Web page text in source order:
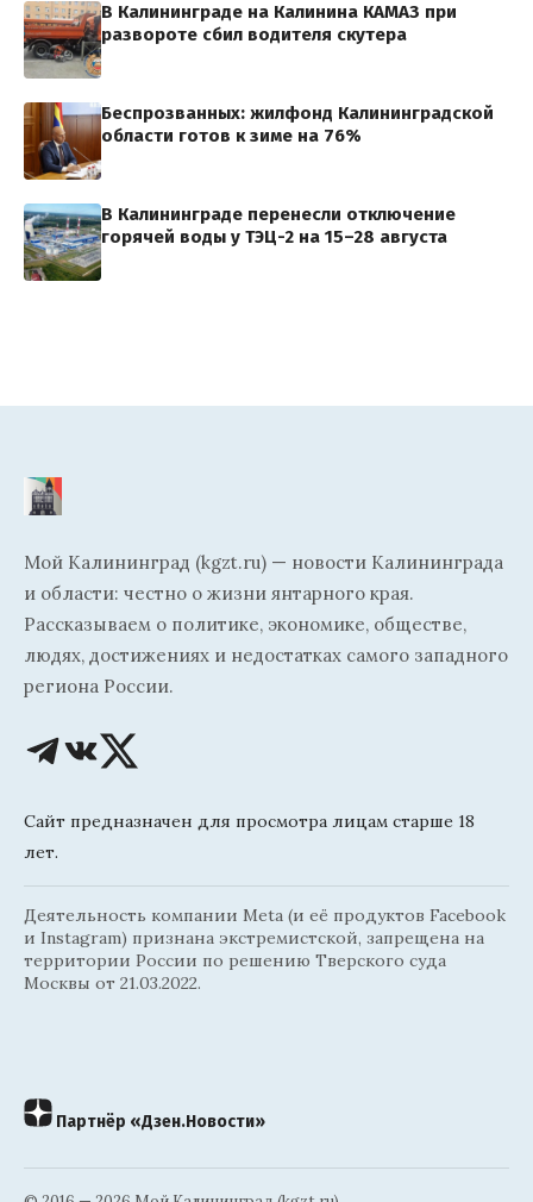
В Калининграде на Калинина КАМАЗ при
развороте сбил водителя скутера
Беспрозванных: жилфонд Калининградской
области готов к зиме на 76%
В Калининграде перенесли отключение
горячей воды у ТЭЦ-2 на 15–28 августа
Мой Калининград (kgzt.ru) — новости Калининграда
и области: честно о жизни янтарного края.
Рассказываем о политике, экономике, обществе,
людях, достижениях и недостатках самого западного
региона России.
Сайт предназначен для просмотра лицам старше 18
лет.
Деятельность компании Meta (и её продуктов Facebook
и Instagram) признана экстремистской, запрещена на
территории России по решению Тверского суда
Москвы от 21.03.2022.
Партнёр «Дзен.Новости»